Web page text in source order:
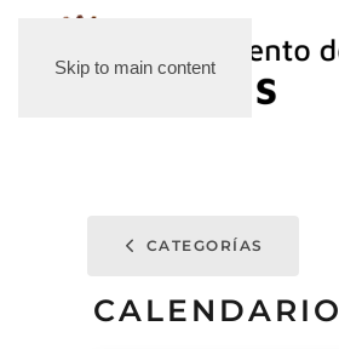
Skip to main content
CATEGORÍAS